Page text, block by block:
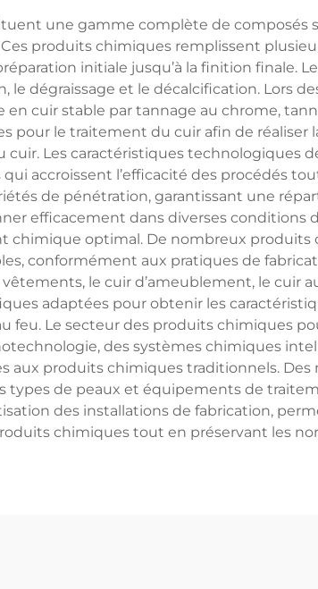
une gamme complète de composés
produits chimiques remplissent
initiale jusqu’à la finition finale.
le dégraissage et le décalcification. Lors
cuir stable par tannage au chrome,
le traitement du cuir afin de réaliser
cuir. Les caractéristiques technologiques
accroissent l’efficacité des procédés
de pénétration, garantissant une
efficacement dans diverses conditions
optimal. De nombreux produits
conformément aux pratiques de
le cuir d’ameublement, le cuir
adaptées pour obtenir les
feu. Le secteur des produits chimiques
des systèmes chimiques
aux produits chimiques traditionnels.
types de peaux et équipements de
des installations de fabrication,
chimiques tout en préservant les